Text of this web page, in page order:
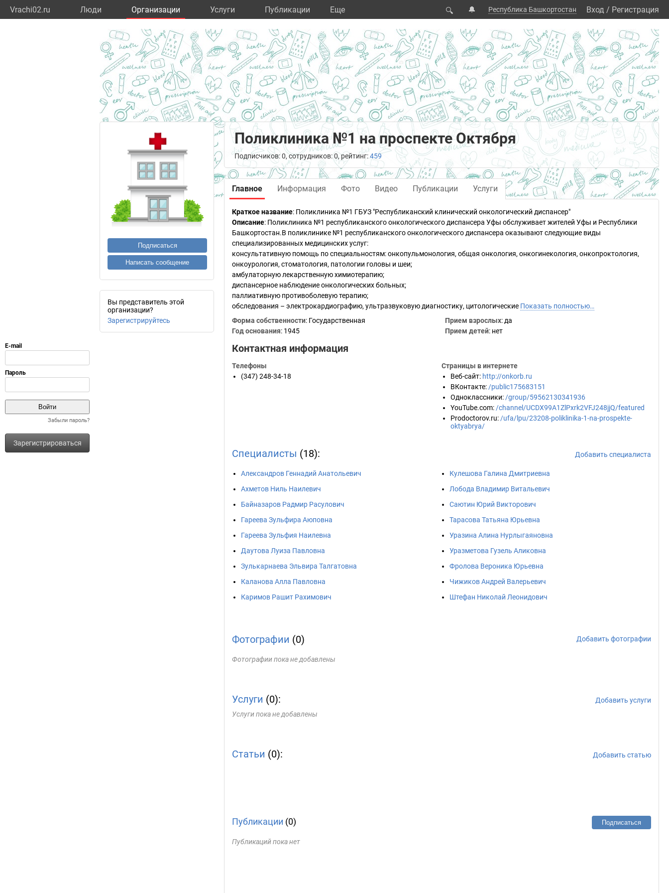
Vrachi02.ru Люди Организации Услуги Публикации Eще 🔍 🔔 Республика Башкортостан Вход / Регистрация
Забыли пароль?
Зарегистрироваться
Подписаться
Написать сообщение
Вы представитель этой
организации?
Зарегистрируйтесь
Поликлиника №1 на проспекте Октября
Подписчиков: 0, сотрудников: 0, рейтинг:459
Главное Информация Фото Видео Публикации Услуги
Краткое название: Поликлиника №1 ГБУЗ "Республиканский клинический онкологический диспансер"
Описание: Поликлиника №1 республиканского онкологического диспансера Уфы обслуживает жителей Уфы и Республики
Башкортостан.В поликлинике №1 республиканского онкологического диспансера оказывают следующие виды
специализированных медицинских услуг:
консультативную помощь по специальностям: онкопульмонология, общая онкология, онкогинекология, онкопроктология,
онкоурология, стоматология, патологии головы и шеи;
амбулаторную лекарственную химиотерапию;
диспансерное наблюдение онкологических больных;
паллиативную противоболевую терапию;
обследования – электрокардиографию, ультразвуковую диагностику, цитологические Показать полностью…
Форма собственности: Государственная
Год основания: 1945
Прием взрослых: да
Прием детей: нет
Контактная информация
Телефоны
(347) 248-34-18
Страницы в интернете
Веб-сайт: http://onkorb.ru
ВКонтакте: /public175683151
Одноклассники: /group/59562130341936
YouTube.com: /channel/UCDX99A1ZlPxrk2VFJ248jjQ/featured
Prodoctorov.ru: /ufa/lpu/23208-poliklinika-1-na-prospekte-
oktyabrya/
Специалисты (18): Добавить специалиста
Александров Геннадий Анатольевич
Ахметов Ниль Наилевич
Байназаров Радмир Расулович
Гареева Зульфира Аюповна
Гареева Зульфия Наилевна
Даутова Луиза Павловна
Зулькарнаева Эльвира Талгатовна
Каланова Алла Павловна
Каримов Рашит Рахимович
Кулешова Галина Дмитриевна
Лобода Владимир Витальевич
Саютин Юрий Викторович
Тарасова Татьяна Юрьевна
Уразина Алина Нурлыгаяновна
Уразметова Гузель Аликовна
Фролова Вероника Юрьевна
Чижиков Андрей Валерьевич
Штефан Николай Леонидович
Фотографии (0) Добавить фотографии
Фотографии пока не добавлены
Услуги (0):
Добавить услуги
Услуги пока не добавлены
Статьи (0): Добавить статью
Публикации (0) Подписаться
Публикаций пока нет